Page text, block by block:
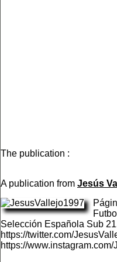
The publication :
A publication from Jesús
Selección Española Sub
https://twitter.com/
https://